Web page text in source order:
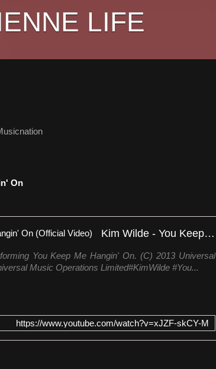
LIFE
On
Kim Wilde - You Keep Me Hangin' On (Official Video)
You Keep Me Hangin' On. (C) 2013 Universal
Music Operations Limited#KimWilde #You...
https://www.youtube.com/watch?v=xJZF-skCY-M